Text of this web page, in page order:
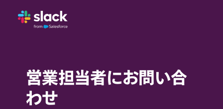
営業担当者にお問い合
わせ